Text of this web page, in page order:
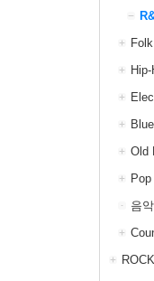
Folk
Old
음
ROCK